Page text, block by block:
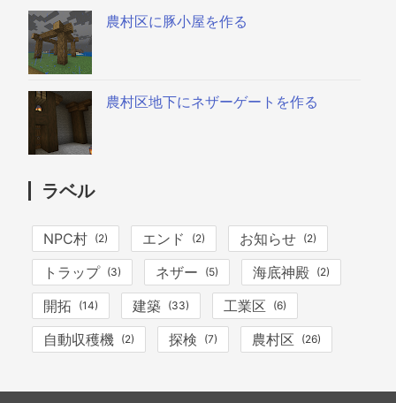
農村区に豚小屋を作る
農村区地下にネザーゲートを作る
ラベル
NPC村 (2) エンド (2) お知らせ (2)
トラップ (3) ネザー (5) 海底神殿 (2)
開拓 (14) 建築 (33) 工業区 (6)
自動収穫機 (2) 探検 (7) 農村区 (26)